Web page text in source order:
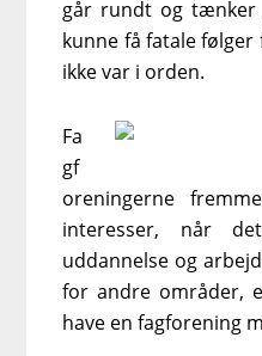
går rundt og tænker
kunne få fatale
ikke var i orden.
Fa
gf
oreningerne
interesser, når
uddannelse og
for andre områder,
have en fagforening